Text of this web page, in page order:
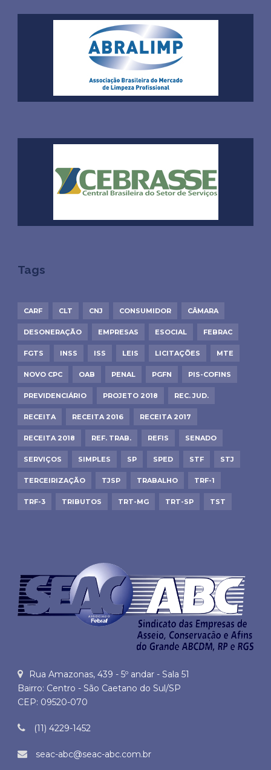
Tags
CARF CLT CNJ CONSUMIDOR CÂMARA
DESONERAÇÃO EMPRESAS ESOCIAL FEBRAC
FGTS INSS ISS LEIS LICITAÇÕES MTE
NOVO CPC OAB PENAL PGFN PIS-COFINS
PREVIDENCIÁRIO PROJETO 2018 REC. JUD.
RECEITA RECEITA 2016 RECEITA 2017
RECEITA 2018 REF. TRAB. REFIS SENADO
SERVIÇOS SIMPLES SP SPED STF STJ
TERCEIRIZAÇÃO TJSP TRABALHO TRF-1
TRF-3 TRIBUTOS TRT-MG TRT-SP TST
Rua Amazonas, 439 - 5º andar - Sala 51
Bairro: Centro - São Caetano do Sul/SP
CEP: 09520-070
(11) 4229-1452
seac-abc@seac-abc.com.br